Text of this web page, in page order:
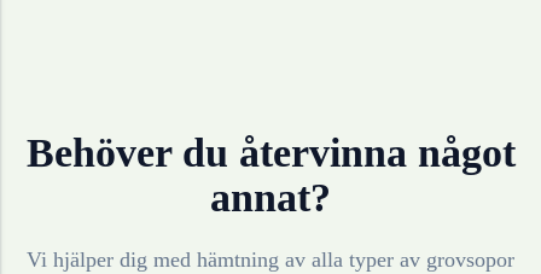
Behöver du återvinna något
annat?
Vi hjälper dig med hämtning av alla typer av grovsopor